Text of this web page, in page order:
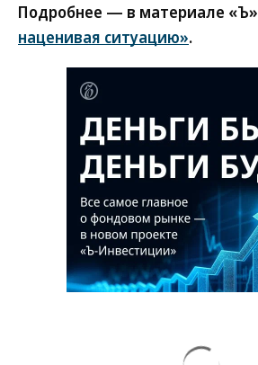
Подробнее — в материале «Ъ»
наценивая ситуацию».